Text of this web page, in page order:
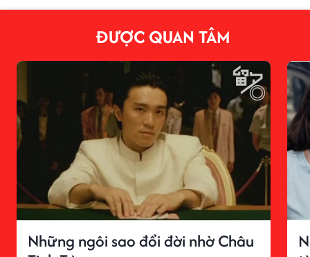
ĐƯỢC QUAN TÂM
Những ngôi sao đổi đời nhờ Châu